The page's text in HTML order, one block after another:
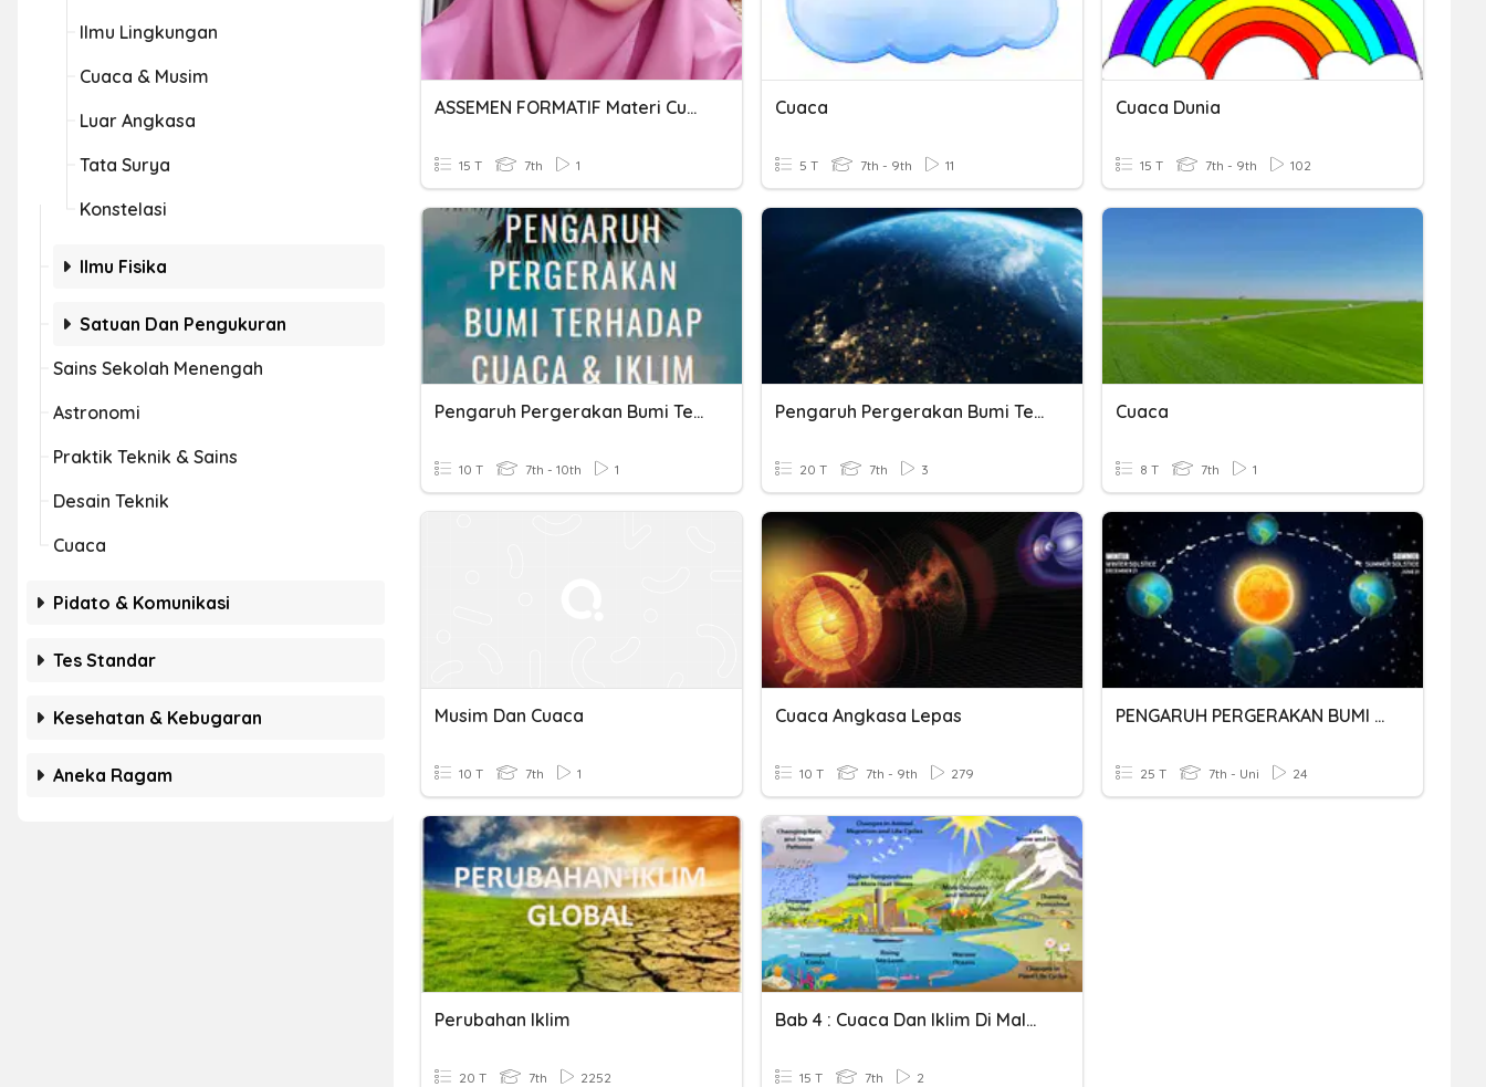
Ilmu Lingkungan
Cuaca & Musim
Luar Angkasa
Tata Surya
Konstelasi
Ilmu Fisika
Satuan Dan Pengukuran
Sains Sekolah Menengah
Astronomi
Praktik Teknik & Sains
Desain Teknik
Cuaca
Pidato & Komunikasi
Tes Standar
Kesehatan & Kebugaran
Aneka Ragam
ASSEMEN FORMATIF Materi Cuaca
15 T 7th 1
Cuaca
5 T 7th - 9th 11
Cuaca Dunia
15 T 7th - 9th 102
Pengaruh Pergerakan Bumi Terhadap Cuaca & Iklim
10 T 7th - 10th 1
Pengaruh Pergerakan Bumi Terhadap Cuaca Dan Iklim
20 T 7th 3
Cuaca
8 T 7th 1
Musim Dan Cuaca
10 T 7th 1
Cuaca Angkasa Lepas
10 T 7th - 9th 279
PENGARUH PERGERAKAN BUMI TERHADAP CUACA DAN IKLIM
25 T 7th - Uni 24
Perubahan Iklim
20 T 7th 2252
Bab 4 : Cuaca Dan Iklim Di Malaysia (2 Jujur)
15 T 7th 2